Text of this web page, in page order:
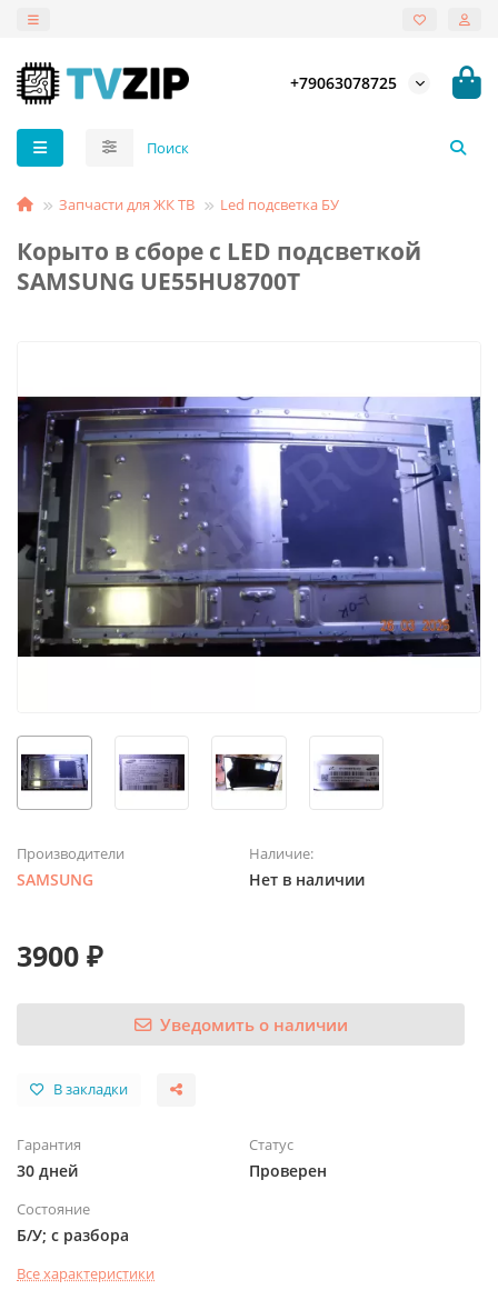
+79063078725
Запчасти для ЖК ТВ Led подсветка БУ
Корыто в сборе с LED подсветкой
SAMSUNG UE55HU8700T
Производители
SAMSUNG
Наличие:
Нет в наличии
3900 ₽
Уведомить о наличии
В закладки
Гарантия
30 дней
Статус
Проверен
Состояние
Б/У; с разбора
Все характеристики